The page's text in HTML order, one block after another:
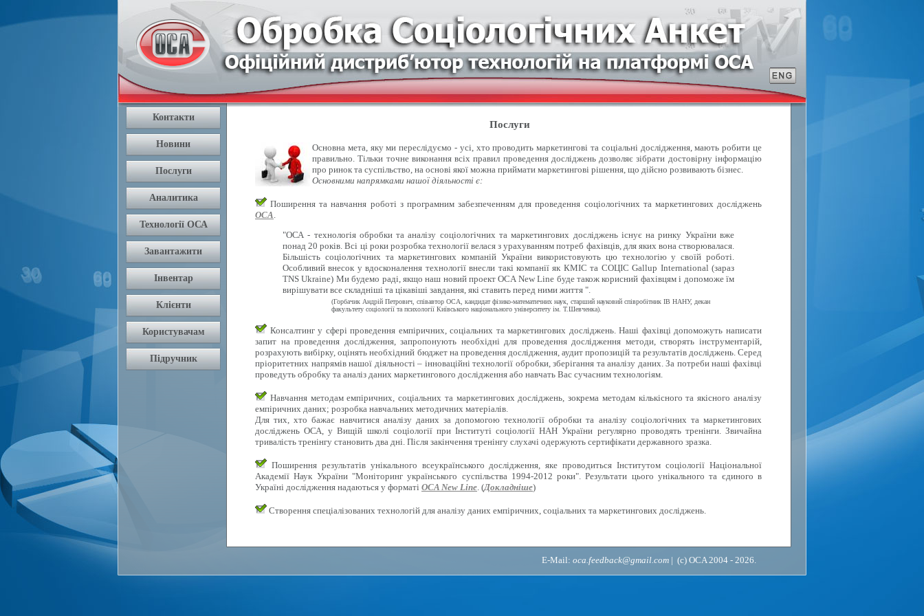
Послуги
Основна мета, яку ми переслідуємо - усі, хто проводить маркетингові та соціальні дослідження, мають робити це
правильно. Тільки точне виконання всіх правил проведення досліджень дозволяє зібрати достовірну інформацію
про ринок та суспільство, на основі якої можна приймати маркетингові рішення, що дійсно розвивають бізнес.
Основними напрямками нашої діяльності є:
Поширення та навчання роботі з програмним забезпеченням для проведення соціологічних та маркетингових досліджень
ОСА.
"ОСА - технологія обробки та аналізу соціологічних та маркетингових досліджень існує на ринку України вже
понад 20 років. Всі ці роки розробка технології велася з урахуванням потреб фахівців, для яких вона створювалася.
Більшість соціологічних та маркетингових компаній України використовують цю технологію у своїй роботі.
Особливий внесок у вдосконалення технології внесли такі компанії як КМІС та СОЦІС Gallup International (зараз
TNS Ukraine) Ми будемо раді, якщо наш новий проект OCA New Line буде також корисний фахівцям і допоможе їм
вирішувати все складніші та цікавіші завдання, які ставить перед ними життя ".
(Горбачик Андрій Петрович, співавтор ОСА, кандидат фізико-математичних наук, старший науковий співробітник ІВ НАНУ, декан
факультету соціології та психології Київського національного університету ім. Т.Шевченка).
Консалтинг у сфері проведення емпіричних, соціальних та маркетингових досліджень. Наші фахівці допоможуть написати
запит на проведення дослідження, запропонують необхідні для проведення дослідження методи, створять інструментарій,
розрахують вибірку, оцінять необхідний бюджет на проведення дослідження, аудит пропозицій та результатів досліджень. Серед
пріоритетних напрямів нашої діяльності – інноваційні технології обробки, зберігання та аналізу даних. За потреби наші фахівці
проведуть обробку та аналіз даних маркетингового дослідження або навчать Вас сучасним технологіям.
Навчання методам емпіричних, соціальних та маркетингових досліджень, зокрема методам кількісного та якісного аналізу
емпіричних даних; розробка навчальних методичних матеріалів.
Для тих, хто бажає навчитися аналізу даних за допомогою технології обробки та аналізу соціологічних та маркетингових
досліджень ОСА, у Вищій школі соціології при Інституті соціології НАН України регулярно проводять тренінги. Звичайна
тривалість тренінгу становить два дні. Після закінчення тренінгу слухачі одержують сертифікати державного зразка.
Поширення результатів унікального всеукраїнського дослідження, яке проводиться Інститутом соціології Національної
Академії Наук України "Моніторинг українського суспільства 1994-2012 роки". Результати цього унікального та єдиного в
Україні дослідження надаються у форматі OCA New Line. (Докладніше)
Створення спеціалізованих технологій для аналізу даних емпіричних, соціальних та маркетингових досліджень.
E-Mail: oca.feedback@gmail.com | (c) OCA 2004 - 2026.